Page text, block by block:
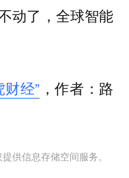
动了，全球智能
财经” ，作者：路
供信息存储空间服务。